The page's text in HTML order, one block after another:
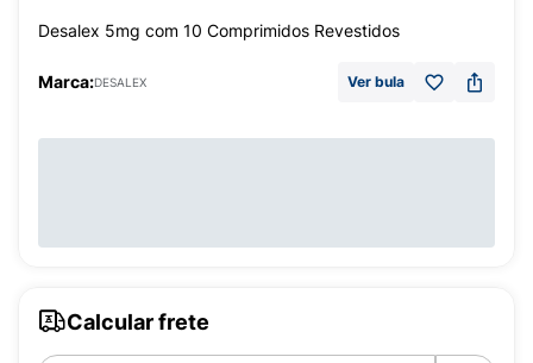
Desalex 5mg com 10 Comprimidos Revestidos
Marca:DESALEX Ver bula
Calcular frete